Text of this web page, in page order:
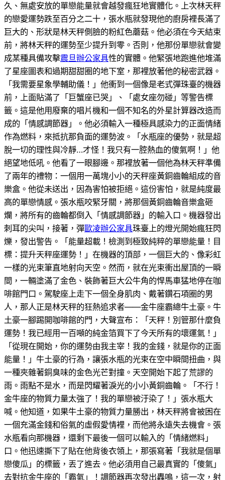
久、無處安放的單戀能量就會越發瘋狂地實體化。上次林天秤
的戀愛運勢跌至百分之二十，張水瓶就發現他的廚房裡長滿了
巨大的、形狀是林天秤側臉的粉紅色蘑菇。他必須在今天結束
前，將林天秤的運勢至少提升到零。否則，他那份單戀就會變
成某種具備攻擊震旦辦公家具性的實體。他緊張地跑進他堆滿
了星座圖表和過期甜甜圈的地下室，那裡放著他的秘密武器。
「我需要星象學輔助儀！」他衝到一個像是老式彈珠臺的機器
前，上面貼滿了「巨蟹座已哭」、「處女座勿碰」等警告標
籤。這是他用廢棄的唱片機和一個不知名的外星計算器改造而
成的「情感調節器」。他必須輸入一種極具感染力的正面情緒
作為燃料，來抵抗那負面的運勢波。「水瓶座的優勢，就是超
脫一切的理性與冷靜…才怪！我只有一腔熱血的傻氣啊！」他
絕望地低吼。他看了一眼腳邊。那裡放著一個他為林天秤準備
了兩年的禮物：一個用一萬塊小小的天秤座黃銅齒輪組成的音
樂盒。他從未送出，因為害怕被拒絕。這份害怕，就是純度最
高的單戀情感。張水瓶咬緊牙關，將那個黃銅齒輪音樂盒砸
爛，將所有的齒輪都倒入「情感調節器」的輸入口。機器發出
刺耳的尖叫，接著，彈歐凌辦公家具珠臺上的燈光開始瘋狂閃
爍，發出警告。「能量超載！檢測到極致純粹的單戀能量！目
標：提升天秤座運勢！」在機器的頂部，一個巨大的、像彩虹
一樣的光束筆直地射向天空。然而，就在光束衝出屋頂的一瞬
間，一輛塗滿了金色、裝飾著巨大公牛角的悍馬車猛地停在咖
啡館門口。駕駛座上走下一個全身肌肉、戴著鑽石項圈的男
人，那人正是林天秤的狂熱追求者——金牛座霸總牛土豪。牛
土豪一腳踢開咖啡館的門，大聲宣布：「天秤！別管那什麼負
運勢！我已經用一百噸的純金箔買下了今天所有的壞運氣！」
「從現在開始，你的運勢由我主宰！我的金錢，就是你的正面
能量！」牛土豪的行為，讓張水瓶的光束在空中瞬間扭曲，與
一種夾雜著銅臭味的金色光芒對撞。天空開始下起了荒謬的
雨。雨點不是水，而是閃耀著淚光的小小黃銅齒輪。「不行！
金牛座的物質力量太強了！我的單戀被汙染了！」張水瓶大
喊。他知道，如果牛土豪的物質力量勝出，林天秤將會被困在
一個充滿金錢和俗氣的虛假愛情裡，而他將永遠失去機會。張
水瓶看向那機器，還剩下最後一個可以輸入的「情緒燃料」
口。他迅速撕下了貼在他背後衣領上，那張寫著「我就是個單
戀傻瓜」的標籤，丟了進去。他必須用自己最真實的「傻氣」
去對抗金牛座的「霸氣」！調節器再次發出轟鳴，這一次，射